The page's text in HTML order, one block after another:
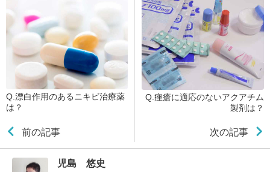
Q.漂白作用のあるニキビ治療薬
は？
前の記事
Q.痤瘡に適応のないアクアチム
製剤は？
次の記事
児島 悠史